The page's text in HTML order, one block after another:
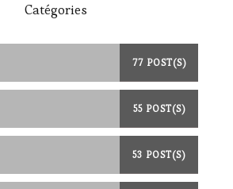
Catégories
77 POST(S)
55 POST(S)
53 POST(S)